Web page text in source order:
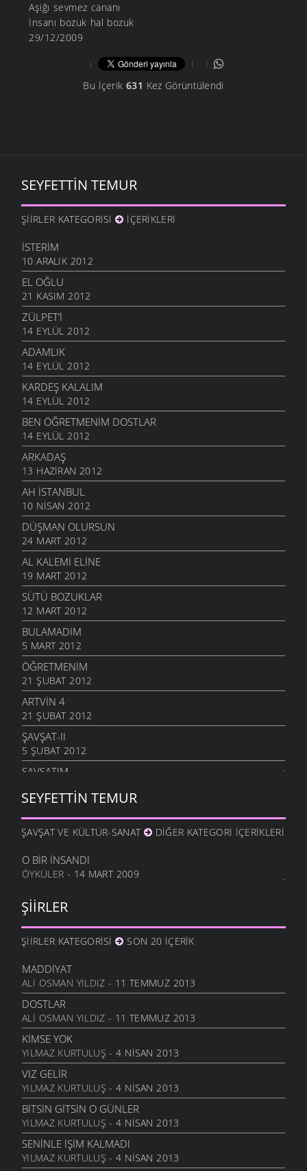
Aşiğı sevmez cananı
İnsanı bozuk hal bozuk
29/12/2009
Bu İçerik 631 Kez Görüntülendi
SEYFETTIN TEMUR
ŞIIRLER KATEGORISI İÇERIKLERI
İSTERIM
10 ARALIK 2012
EL OĞLU
21 KASIM 2012
ZÜLPET’I
14 EYLÜL 2012
ADAMLIK
14 EYLÜL 2012
KARDEŞ KALALIM
14 EYLÜL 2012
BEN ÖĞRETMENIM DOSTLAR
14 EYLÜL 2012
ARKADAŞ
13 HAZIRAN 2012
AH İSTANBUL
10 NISAN 2012
DÜŞMAN OLURSUN
24 MART 2012
AL KALEMI ELINE
19 MART 2012
SÜTÜ BOZUKLAR
12 MART 2012
BULAMADIM
5 MART 2012
ÖĞRETMENIM
21 ŞUBAT 2012
ARTVIN 4
21 ŞUBAT 2012
ŞAVŞAT-II
5 ŞUBAT 2012
ŞAVŞATIM
METINE
17 OCAK 2012
HALA OĞLU
31 ARALIK 2011
NE OLUR OĞUL
DURDUM
10 ARALIK 2011
ANAM
HESLER
27 KASIM 2011
BILEMEDIM
24 KASIM 2011
VARDIR
5 KASIM 2011
TOPRAKTIR
5 KASIM 2011
BITTI ÖĞRETMENIM
22 AĞUSTOS 2011
GENÇIYAN
SEYFETTIN TEMUR
ŞAVŞAT VE KÜLTÜR-SANAT DIĞER KATEGORI İÇERIKLERI
O BIR İNSANDI
ÖYKÜLER - 14 MART 2009
ŞIIRLER
ŞIIRLER KATEGORISI SON 20 İÇERIK
MADDIYAT
ALI OSMAN YILDIZ - 11 TEMMUZ 2013
DOSTLAR
ALI OSMAN YILDIZ - 11 TEMMUZ 2013
KIMSE YOK
YILMAZ KURTULUŞ - 4 NISAN 2013
VIZ GELIR
YILMAZ KURTULUŞ - 4 NISAN 2013
BITSIN GITSIN O GÜNLER
YILMAZ KURTULUŞ - 4 NISAN 2013
SENINLE İŞIM KALMADI
YILMAZ KURTULUŞ - 4 NISAN 2013